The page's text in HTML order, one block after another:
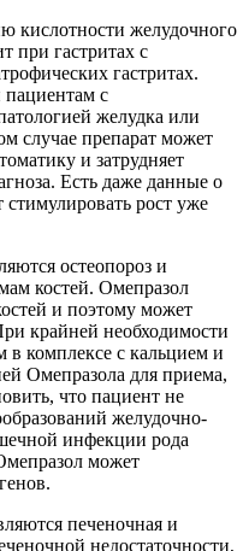
кислотности желудочного
при гастритах с
гастритах.
пациентам с
желудка или
случае препарат может
и затрудняет
Есть даже данные о
рост уже
остеопороз и
костей. Омепразол
и поэтому может
крайней необходимости
в комплексе с кальцием и
Омепразола для приема,
что пациент не
желудочно-
инфекции рода
может
печеночная и
недостаточности,